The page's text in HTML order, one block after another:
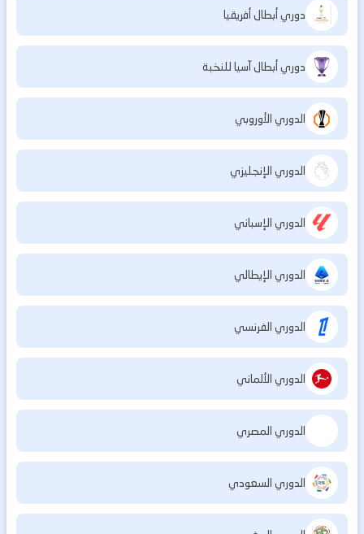
دوري أبطال أفريقيا
دوري أبطال آسيا للنخبة
الدوري الأوروبي
الدوري الإنجليزي
الدوري الإسباني
الدوري الإيطالي
الدوري الفرنسي
الدوري الألماني
الدوري المصري
الدوري السعودي